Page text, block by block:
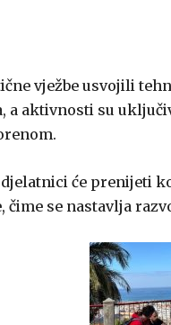
vježbe usvojili
aktivnosti su
djelatnici će prenijeti
čime se nastavlja